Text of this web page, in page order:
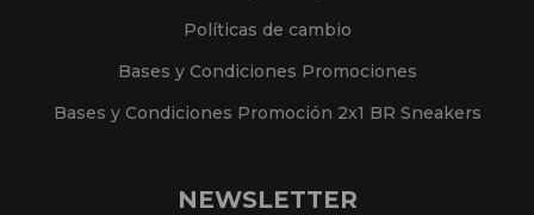
Políticas de cambio
Bases y Condiciones Promociones
Bases y Condiciones Promoción 2x1 BR Sneakers
NEWSLETTER